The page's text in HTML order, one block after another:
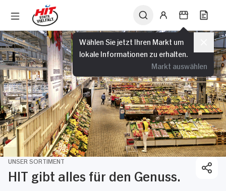
Wählen Sie jetzt Ihren Markt um
lokale Informationen zu erhalten.
Markt auswählen
UNSER SORTIMENT
HIT gibt alles für den Genuss.